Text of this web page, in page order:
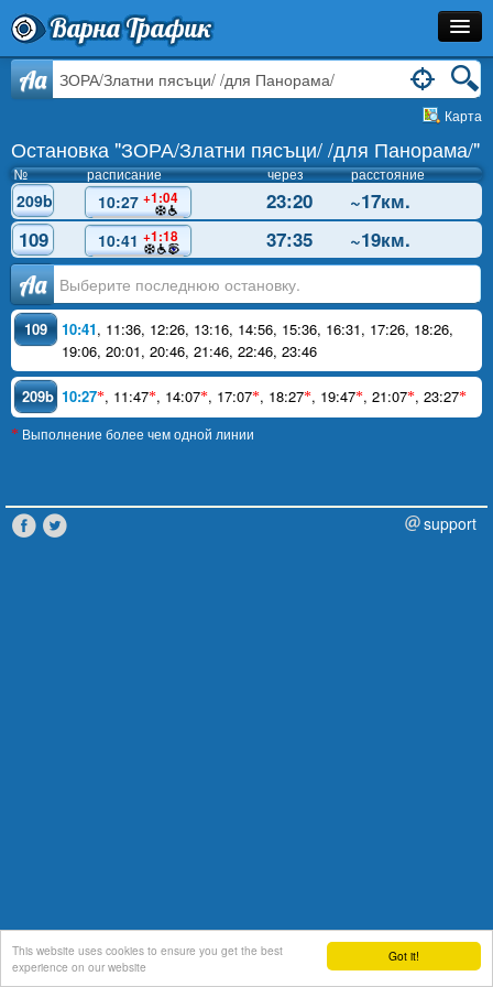
Got it!
This website uses cookies to ensure you get the best
experience on our website
Варна Трафик
Остановка
Расписание
Как Добраться?
Инфо
Aa
Карта
Остановка "ЗОРА/Златни пясъци/ /для Панорама/"
№ расписание через расстояние
209b 10:27 +1:04 23:20
~17км.
109
10:41 +1:18 37:35 ~19км.
Аа
109 10:41, 11:36, 12:26, 13:16, 14:56, 15:36, 16:31, 17:26, 18:26,
19:06, 20:01, 20:46, 21:46, 22:46, 23:46
209b 10:27*, 11:47*, 14:07*, 17:07*, 18:27*, 19:47*, 21:07*, 23:27*
* Выполнение более чем одной линии
support